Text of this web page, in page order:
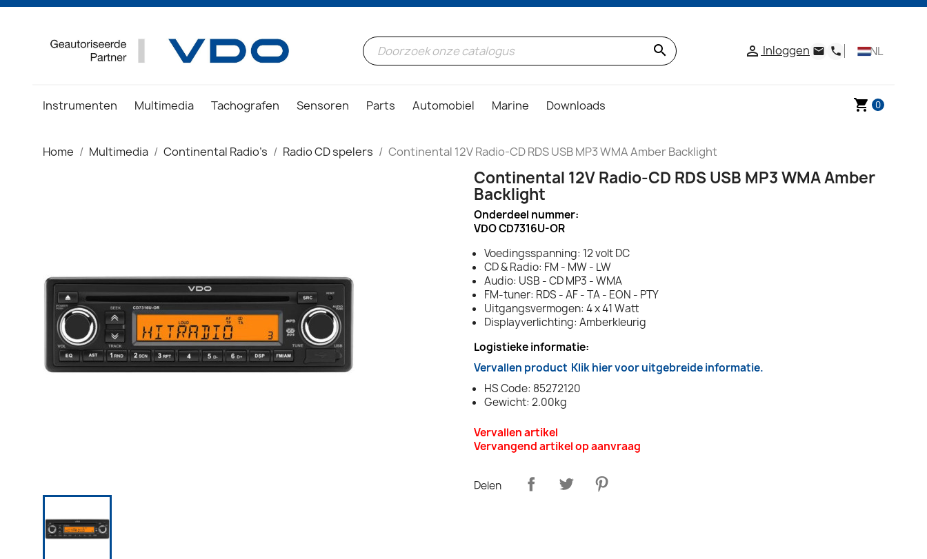
search  Inloggen email phone NL
Instrumenten Multimedia Tachografen Sensoren Parts Automobiel Marine Downloads shopping_cart 0
Home Multimedia Continental Radio's Radio CD spelers Continental 12V Radio-CD RDS USB MP3 WMA Amber Backlight
Continental 12V Radio-CD RDS USB MP3 WMA Amber
Backlight
Onderdeel nummer:
VDO CD7316U-OR
Voedingsspanning: 12 volt DC
CD & Radio: FM - MW - LW
Audio: USB - CD MP3 - WMA
FM-tuner: RDS - AF - TA - EON - PTY
Uitgangsvermogen: 4 x 41 Watt
Displayverlichting: Amberkleurig
Logistieke informatie:
Vervallen product Klik hier voor uitgebreide informatie.
HS Code: 85272120
Gewicht: 2.00kg
Vervallen artikel
Vervangend artikel op aanvraag
Delen